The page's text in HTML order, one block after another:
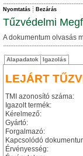
Nyomtatás Bezárás
Tűzvédelmi
A dokumentum olvasás
Alapadatok Igazolás
LEJÁRT
TMI azonosító száma:
Igazolt termék:
Kérelmező:
Gyártó:
Forgalmazó:
Kapcsolódó
Érvényesség: